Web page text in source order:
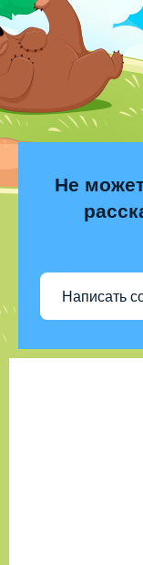
Не
Написать